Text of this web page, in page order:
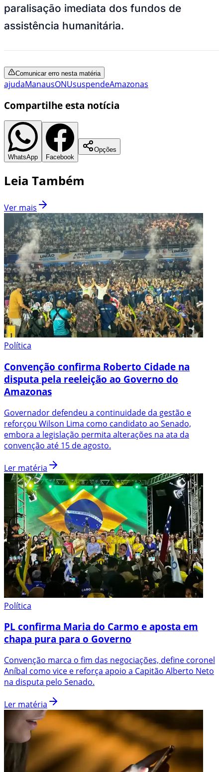
paralisação imediata dos fundos de
assistência humanitária.
Comunicar erro nesta matéria
ajudaManausONUsuspendeAmazonas
Compartilhe esta notícia
WhatsApp Facebook
Opções
Leia Também
Ver mais
Política
Convenção confirma Roberto Cidade na
disputa pela reeleição ao Governo do
Amazonas
Governador defendeu a continuidade da gestão e
reforçou Wilson Lima como candidato ao Senado,
embora a legislação permita alterações na ata da
convenção até 15 de agosto.
Ler matéria
Política
PL confirma Maria do Carmo e aposta em
chapa pura para o Governo
Convenção marca o fim das negociações, define coronel
Aníbal como vice e reforça apoio a Capitão Alberto Neto
na disputa pelo Senado.
Ler matéria